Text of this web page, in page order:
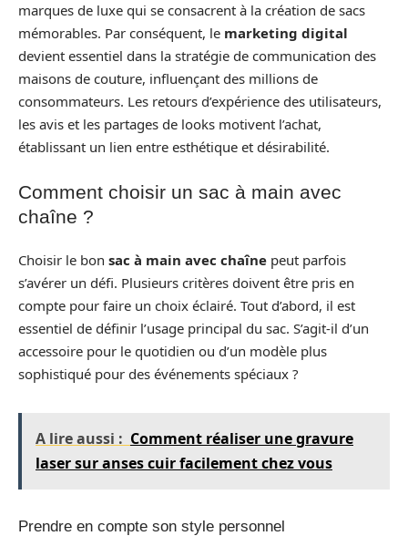
marques de luxe qui se consacrent à la création de sacs
mémorables. Par conséquent, le marketing digital
devient essentiel dans la stratégie de communication des
maisons de couture, influençant des millions de
consommateurs. Les retours d’expérience des utilisateurs,
les avis et les partages de looks motivent l’achat,
établissant un lien entre esthétique et désirabilité.
Comment choisir un sac à main avec
chaîne ?
Choisir le bon sac à main avec chaîne peut parfois
s’avérer un défi. Plusieurs critères doivent être pris en
compte pour faire un choix éclairé. Tout d’abord, il est
essentiel de définir l’usage principal du sac. S’agit-il d’un
accessoire pour le quotidien ou d’un modèle plus
sophistiqué pour des événements spéciaux ?
A lire aussi : Comment réaliser une gravure
laser sur anses cuir facilement chez vous
Prendre en compte son style personnel